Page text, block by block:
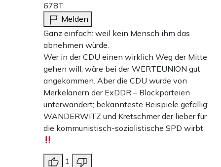
678T
Melden
Ganz einfach: weil kein Mensch ihm das
abnehmen würde.
Wer in der CDU einen wirklich Weg der Mitte
gehen will, wäre bei der WERTEUNION gut
angekommen. Aber die CDU wurde von
Merkelanern der ExDDR – Blockparteien
unterwandert; bekannteste Beispiele gefällig:
WANDERWITZ und Kretschmer der lieber für
die kommunistisch-sozialistische SPD wirbt
1